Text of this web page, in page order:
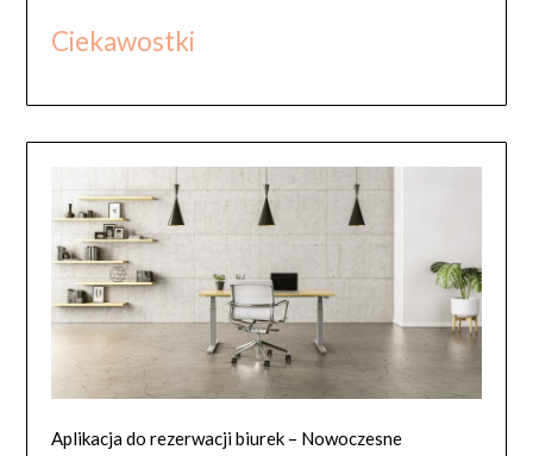
Ciekawostki
Aplikacja do rezerwacji biurek – Nowoczesne